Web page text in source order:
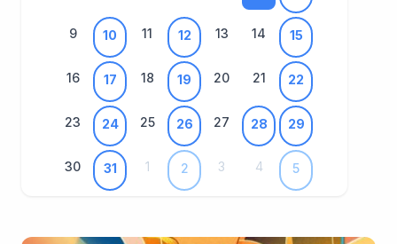
9 10 11 12 13 14 15
16 17 18 19 20 21 22
23 24 25 26 27 28 29
30 31 1 2 3 4 5